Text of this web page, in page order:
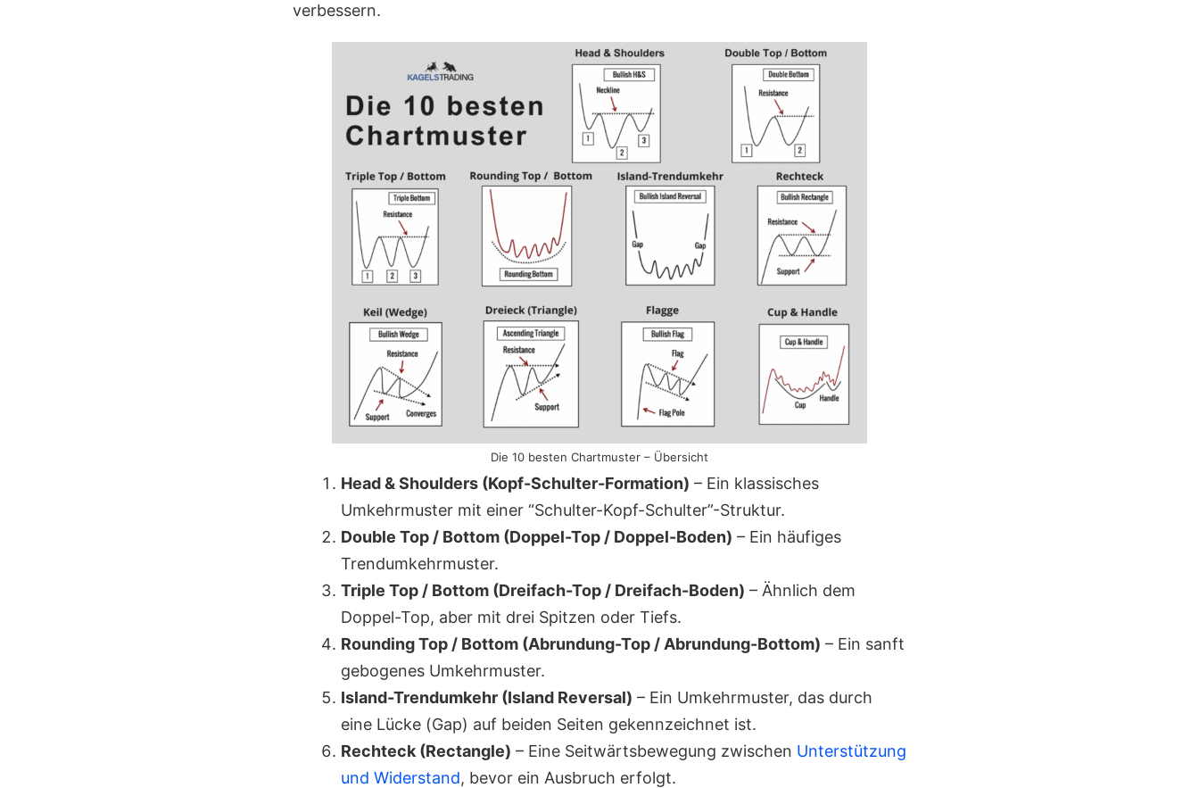
verbessern.
Die 10 besten Chartmuster – Übersicht
Head & Shoulders (Kopf-Schulter-Formation) – Ein klassisches
Umkehrmuster mit einer “Schulter-Kopf-Schulter”-Struktur.
Double Top / Bottom (Doppel-Top / Doppel-Boden) – Ein häufiges
Trendumkehrmuster.
Triple Top / Bottom (Dreifach-Top / Dreifach-Boden) – Ähnlich dem
Doppel-Top, aber mit drei Spitzen oder Tiefs.
Rounding Top / Bottom (Abrundung-Top / Abrundung-Bottom) – Ein sanft
gebogenes Umkehrmuster.
Island-Trendumkehr (Island Reversal) – Ein Umkehrmuster, das durch
eine Lücke (Gap) auf beiden Seiten gekennzeichnet ist.
Rechteck (Rectangle) – Eine Seitwärtsbewegung zwischen Unterstützung
und Widerstand, bevor ein Ausbruch erfolgt.